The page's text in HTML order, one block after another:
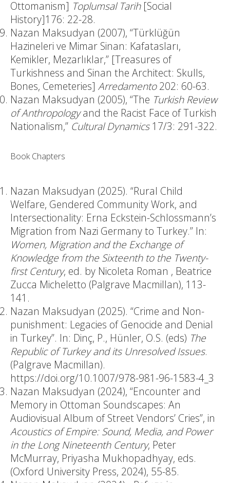
Ottomanism] Toplumsal Tarih [Social
History]176: 22-28.
Nazan Maksudyan (2007), “Türklüğün
Hazineleri ve Mimar Sinan: Kafatasları,
Kemikler, Mezarlıklar,” [Treasures of
Turkishness and Sinan the Architect: Skulls,
Bones, Cemeteries] Arredamento202: 60-63.
Nazan Maksudyan (2005), “The Turkish Review
of Anthropologyand the Racist Face of Turkish
Nationalism,” Cultural Dynamics17/3: 291-322.
Book Chapters
Nazan Maksudyan (2025). “Rural Child
Welfare, Gendered Community Work, and
Intersectionality: Erna Eckstein-Schlossmann’s
Migration from Nazi Germany to Turkey.” In:
Women, Migration and the Exchange of
Knowledge from the Sixteenth to the Twenty-
first Century, ed. by Nicoleta Roman , Beatrice
Zucca Micheletto (Palgrave Macmillan), 113-
141.
Nazan Maksudyan (2025). “Crime and Non-
punishment: Legacies of Genocide and Denial
in Turkey”. In: Dinç, P., Hünler, O.S. (eds) The
Republic of Turkey and its Unresolved Issues.
(Palgrave Macmillan).
https://doi.org/10.1007/978-981-96-1583-4_3
Nazan Maksudyan (2024), “Encounter and
Memory in Ottoman Soundscapes: An
Audiovisual Album of Street Vendors’ Cries”, in
Acoustics of Empire:Sound, Media, and Power
in the Long Nineteenth Century, Peter
McMurray, Priyasha Mukhopadhyay, eds.
(Oxford University Press, 2024), 55-85.